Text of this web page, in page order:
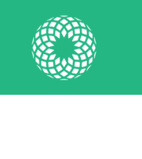
conteúdo